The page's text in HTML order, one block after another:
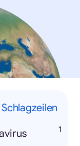
Schlagzeilen